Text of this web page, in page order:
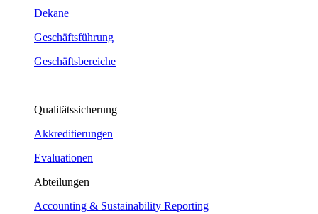
Dekane
Geschäftsführung
Geschäftsbereiche
Qualitätssicherung
Akkreditierungen
Evaluationen
Abteilungen
Accounting & Sustainability Reporting